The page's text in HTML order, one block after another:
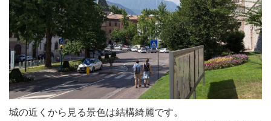
城の近くから見る景色は結構綺麗です。